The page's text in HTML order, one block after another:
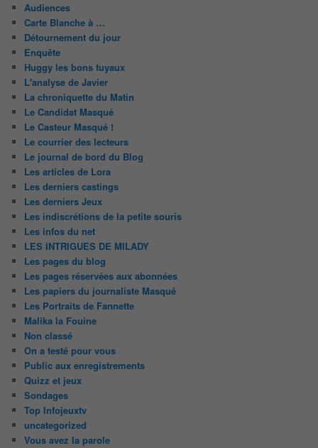
Audiences
Carte Blanche à …
Détournement du jour
Enquête
Huggy les bons tuyaux
L'analyse de Javier
La chroniquette du Matin
Le Candidat Masqué
Le Casteur Masqué !
Le courrier des lecteurs
Le journal de bord du Blog
Les articles de Lora
Les derniers castings
Les derniers Jeux
Les indiscrétions de la petite souris
Les infos du net
LES INTRIGUES DE MILADY
Les pages du blog
Les pages réservées aux abonnées
Les papiers du journaliste Masqué
Les Portraits de Fannette
Malika la Fouine
Non classé
On a testé pour vous
Public aux enregistrements
Quizz et jeux
Sondages
Top Infojeuxtv
uncategorized
Vous avez la parole